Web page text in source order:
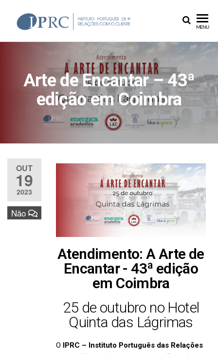
MENU
Arte de Encantar – 43ª
edição em Coimbra
OUT
19
2023
Não
Atendimento: A Arte de
Encantar - 43ª edição
em Coimbra
25 de outubro no Hotel
Quinta das Lágrimas
O IPRC – Instituto Português das Relações